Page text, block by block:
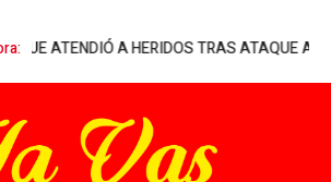
A HERIDOS TRAS ATAQUE